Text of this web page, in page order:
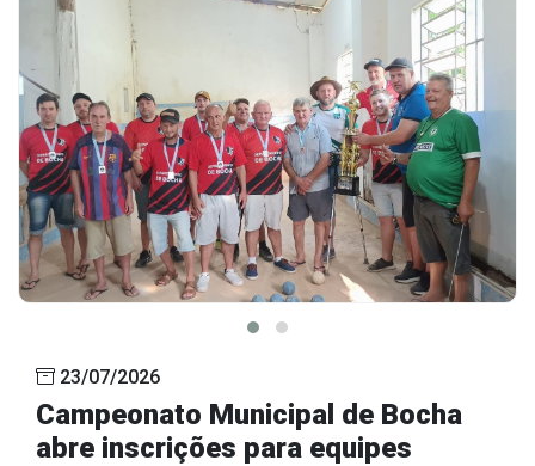
23/07/2026
Campeonato Municipal de Bocha
abre inscrições para equipes